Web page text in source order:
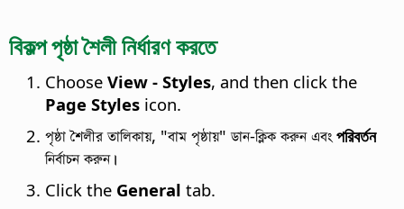
বিকল্প পৃষ্ঠা শৈলী নির্ধারণ করতে
Choose View - Styles, and then click the
Page Styles icon.
পৃষ্ঠা শৈলীর তালিকায়, "বাম পৃষ্ঠায়" ডান-ক্লিক করুন এবংপরিবর্তন
নির্বাচন করুন।
Click the General tab.